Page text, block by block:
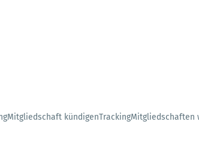
Mitgliedschaft kündigenTrackingMitgliedschaften